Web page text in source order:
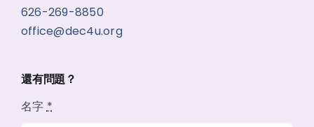
626-269-8850
office@dec4u.org
還有問題？
名字*